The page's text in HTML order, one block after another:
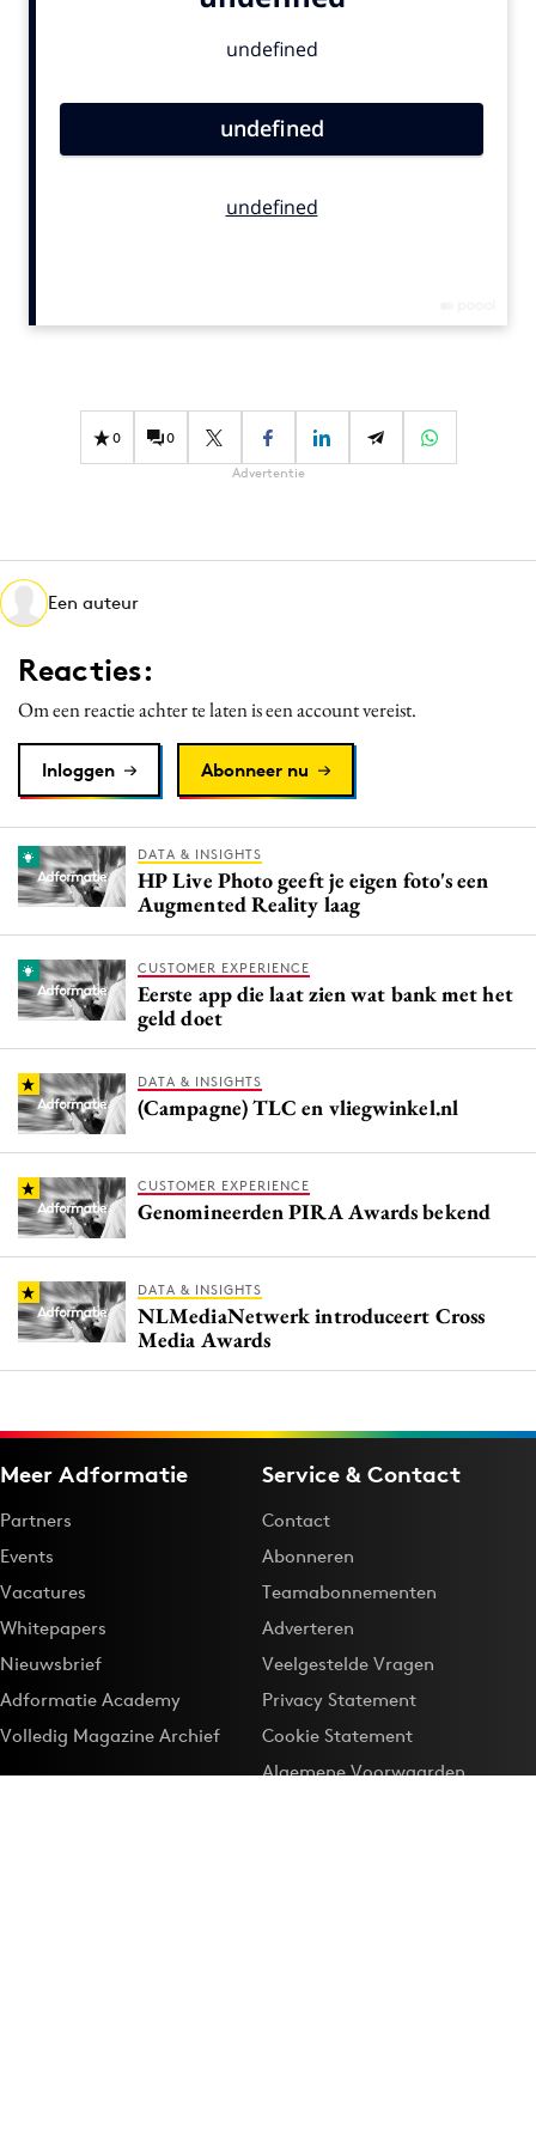
Gedragsverandering
Influencer marketing
Media
Merkstrategie
PR
Programmatic
Purpose Marketing
Reputatie & crisis
0 0
Advertentie
Een auteur
Reacties:
Om een reactie achter te laten is een account vereist.
Inloggen Abonneer nu
DATA & INSIGHTS
HP Live Photo geeft je eigen foto's een
Augmented Reality laag
CUSTOMER EXPERIENCE
Eerste app die laat zien wat bank met het
geld doet
DATA & INSIGHTS
(Campagne) TLC en vliegwinkel.nl
CUSTOMER EXPERIENCE
Genomineerden PIRA Awards bekend
DATA & INSIGHTS
NLMediaNetwerk introduceert Cross
Media Awards
Meer Adformatie
Partners
Events
Vacatures
Whitepapers
Nieuwsbrief
Adformatie Academy
Volledig Magazine Archief
Service & Contact
Contact
Abonneren
Teamabonnementen
Adverteren
Veelgestelde Vragen
Privacy Statement
Cookie Statement
Algemene Voorwaarden